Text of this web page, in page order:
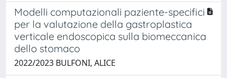
Modelli computazionali paziente-specifici
per la valutazione della gastroplastica
verticale endoscopica sulla biomeccanica
dello stomaco
2022/2023 BULFONI, ALICE